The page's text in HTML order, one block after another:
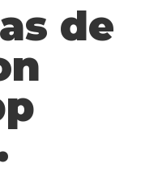
de